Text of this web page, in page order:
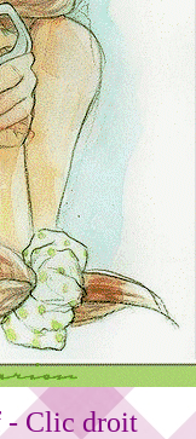
- Clic droit